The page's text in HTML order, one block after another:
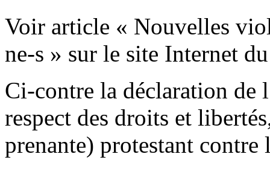
Voir article « Nouvelles
ne-s » sur le site Internet
Ci-contre la déclaration de
respect des droits et
prenante) protestant